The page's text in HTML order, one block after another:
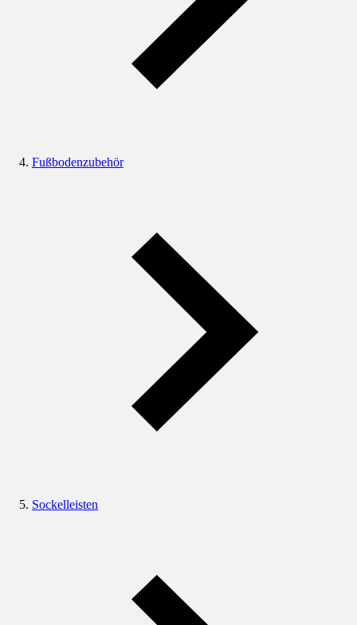
Fußbodenzubehör
Sockelleisten